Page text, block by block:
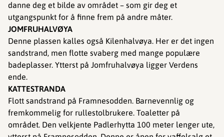
danne deg et bilde av området – som gir deg et
utgangspunkt for å finne frem på andre måter.
JOMFRUHALVØYA
Denne plassen kalles også Kilenhalvøya. Her er det ingen
sandstrand, men flotte svaberg med mange populære
badeplasser. Ytterst på Jomfruhalvøya ligger Verdens
ende.
KATTESTRANDA
Flott sandstrand på Framnesodden. Barnevennlig og
fremkommelig for rullestolbrukere. Toaletter på
området. Den velkjente Padlerhytta 100 meter lenger ute,